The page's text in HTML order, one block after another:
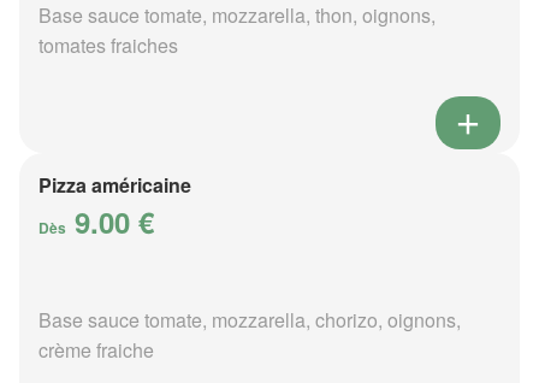
Base sauce tomate, mozzarella, thon, oignons,
tomates fraiches
Pizza américaine
Dès 9.00 €
Base sauce tomate, mozzarella, chorizo, oignons,
crème fraiche